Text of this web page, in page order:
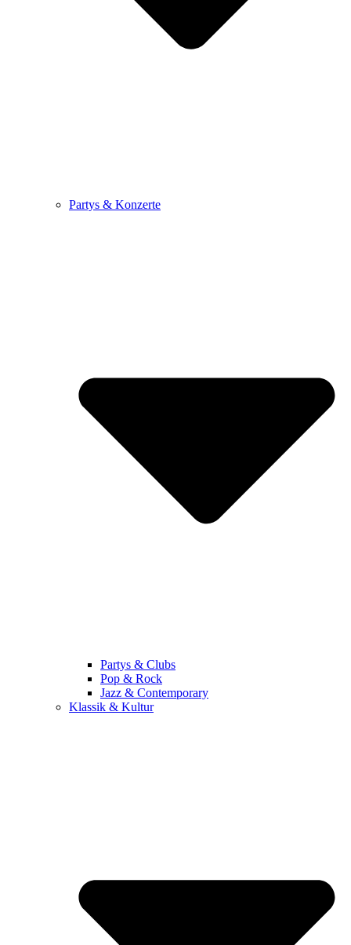
Partys & Konzerte
Partys & Clubs
Pop & Rock
Jazz & Contemporary
Klassik & Kultur